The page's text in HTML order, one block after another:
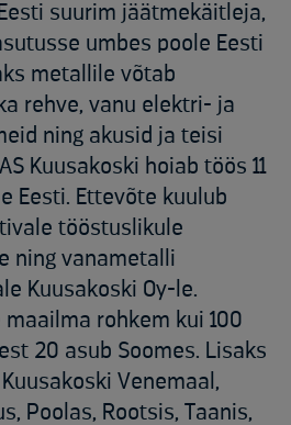
suurim jäätmekäitleja,
umbes poole Eesti
metallile võtab
rehve, vanu elektri- ja
ning akusid ja teisi
Kuusakoski hoiab töös 11
Eesti. Ettevõte kuulub
tööstuslikule
ning vanametalli
Kuusakoski Oy-le.
maailma rohkem kui 100
20 asub Soomes. Lisaks
Venemaal,
Poolas, Rootsis, Taanis,